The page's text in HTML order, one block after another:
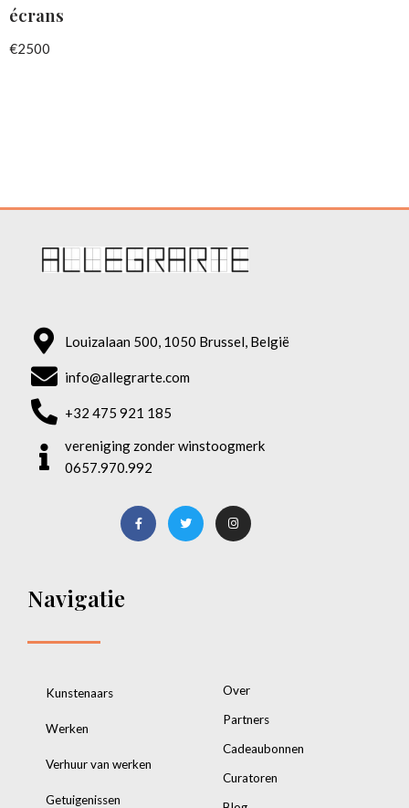
écrans
€2500
Louizalaan 500, 1050 Brussel, België
info@allegrarte.com
+32 475 921 185
vereniging zonder winstoogmerk
0657.970.992
Navigatie
Kunstenaars
Werken
Verhuur van werken
Getuigenissen
Over
Partners
Cadeaubonnen
Curatoren